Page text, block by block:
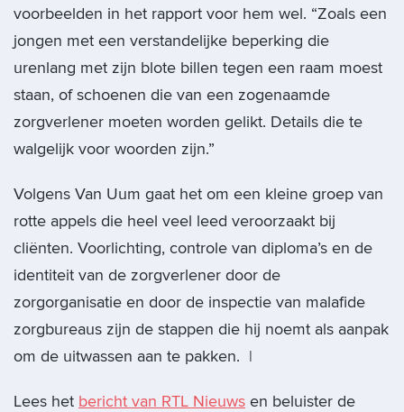
voorbeelden in het rapport voor hem wel. “Zoals een
jongen met een verstandelijke beperking die
urenlang met zijn blote billen tegen een raam moest
staan, of schoenen die van een zogenaamde
zorgverlener moeten worden gelikt. Details die te
walgelijk voor woorden zijn.”
Volgens Van Uum gaat het om een kleine groep van
rotte appels die heel veel leed veroorzaakt bij
cliënten. Voorlichting, controle van diploma’s en de
identiteit van de zorgverlener door de
zorgorganisatie en door de inspectie van malafide
zorgbureaus zijn de stappen die hij noemt als aanpak
om de uitwassen aan te pakken. |
Lees het bericht van RTL Nieuws en beluister de